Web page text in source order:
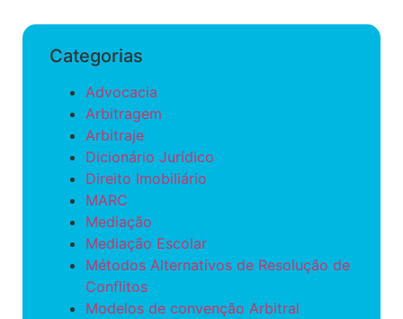
Categorias
Advocacia
Arbitragem
Arbitraje
Dicionário Jurídico
Direito Imobiliário
MARC
Mediação
Mediação Escolar
Métodos Alternativos de Resolução de
Conflitos
Modelos de convenção Arbitral